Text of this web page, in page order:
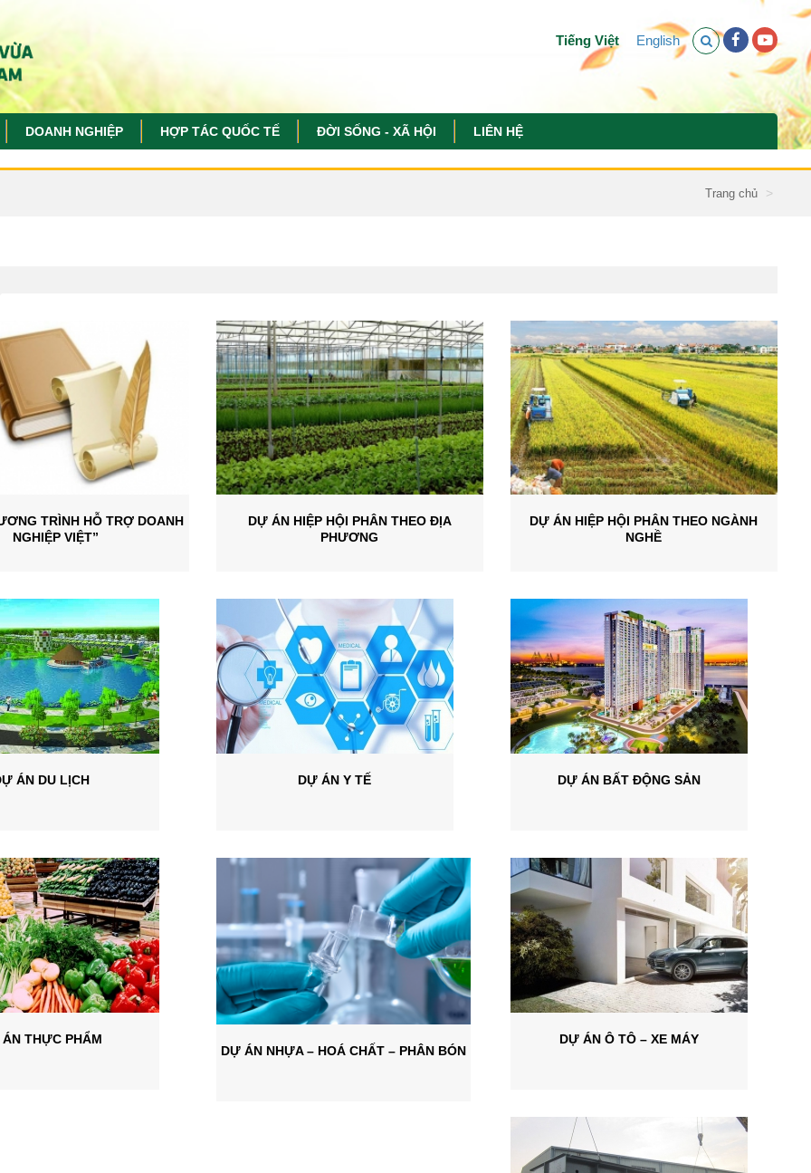
Tiếng Việt English
DOANH NGHIỆP HỢP TÁC QUỐC TẾ ĐỜI SỐNG - XÃ HỘI LIÊN HỆ
Trang chủ
TRÌNH HỖ TRỢ DOANH
NGHIỆP VIỆT”
DỰ ÁN HIỆP HỘI PHÂN THEO ĐỊA
PHƯƠNG
DỰ ÁN HIỆP HỘI PHÂN THEO NGÀNH
NGHỀ
ÁN DU LỊCH DỰ ÁN Y TẾ DỰ ÁN BẤT ĐỘNG SẢN
THỰC PHẨM
DỰ ÁN NHỰA – HOÁ CHẤT – PHÂN BÓN
DỰ ÁN Ô TÔ – XE MÁY